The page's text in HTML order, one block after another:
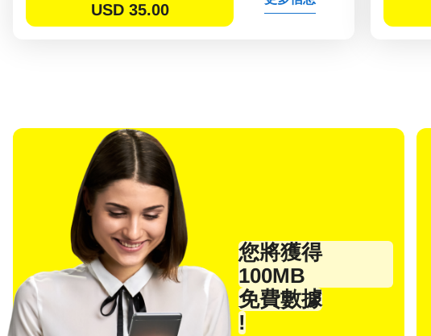
USD 35.00
您將獲得
100MB
免費數據
!